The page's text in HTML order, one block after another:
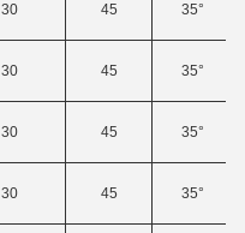
30 45 35°
30 45 35°
30 45 35°
30 45 35°